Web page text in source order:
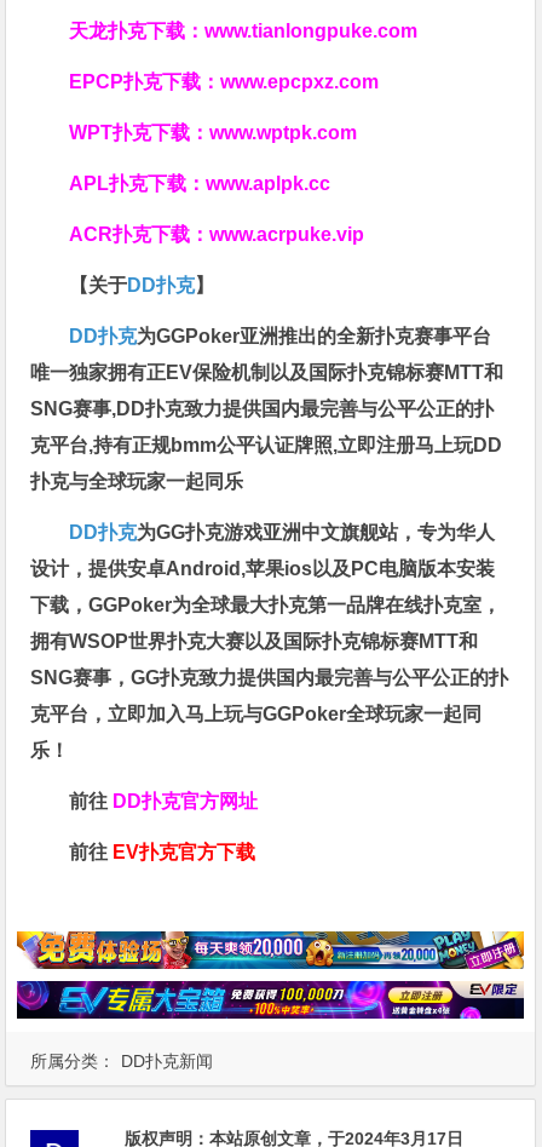
所属分类： DD扑克新闻
天龙扑克下载：www.tianlongpuke.com
EPCP扑克下载：www.epcpxz.com
WPT扑克下载：www.wptpk.com
APL扑克下载：www.aplpk.cc
ACR扑克下载：www.acrpuke.vip
【关于DD扑克】
DD扑克为GGPoker亚洲推出的全新扑克赛事平台
唯一独家拥有正EV保险机制以及国际扑克锦标赛MTT和
SNG赛事,DD扑克致力提供国内最完善与公平公正的扑
克平台,持有正规bmm公平认证牌照,立即注册马上玩DD
扑克与全球玩家一起同乐
DD扑克为GG扑克游戏亚洲中文旗舰站，专为华人
设计，提供安卓Android,苹果ios以及PC电脑版本安装
下载，GGPoker为全球最大扑克第一品牌在线扑克室，
拥有WSOP世界扑克大赛以及国际扑克锦标赛MTT和
SNG赛事，GG扑克致力提供国内最完善与公平公正的扑
克平台，立即加入马上玩与GGPoker全球玩家一起同
乐！
前往 DD扑克官方网址
前往 EV扑克官方下载
版权声明：本站原创文章，于2024年3月17日